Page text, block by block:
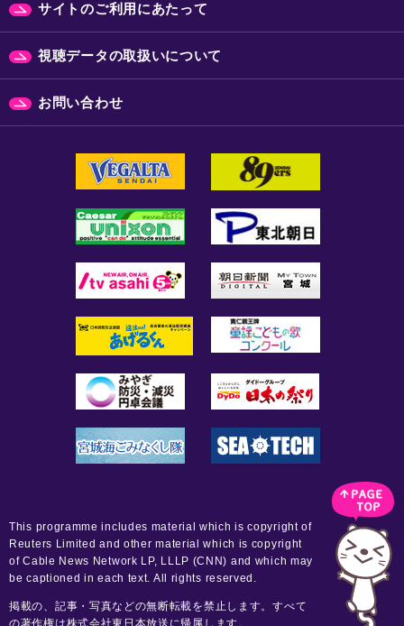
サイトのご利用にあたって
視聴データの取扱いについて
お問い合わせ
This programme includes material which is copyright of
Reuters Limited and other material which is copyright
of Cable News Network LP, LLLP (CNN) and which may
be captioned in each text. All rights reserved.
掲載の、記事・写真などの無断転載を禁止します。すべて
の著作権は株式会社東日本放送に帰属します。